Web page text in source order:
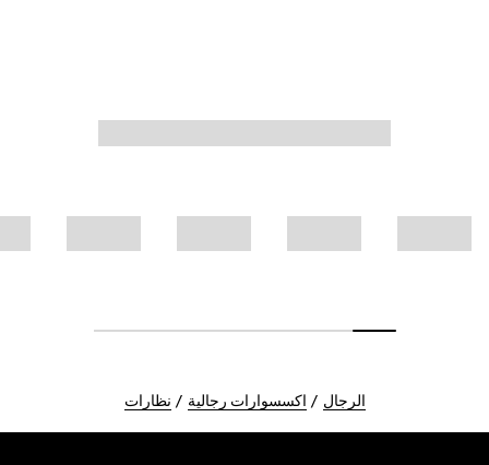
الرجال اكسسوارات رجالية نظارات